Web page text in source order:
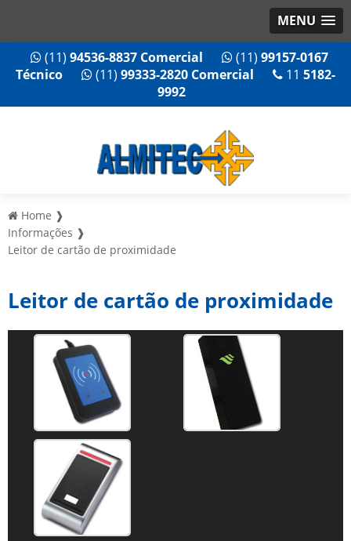
MENU
(11) 94536-8837 Comercial (11) 99157-0167
Técnico
(11) 99333-2820 Comercial 11 5182-
9992
Home ❱
Informações ❱
Leitor de cartão de proximidade
Leitor de cartão de proximidade